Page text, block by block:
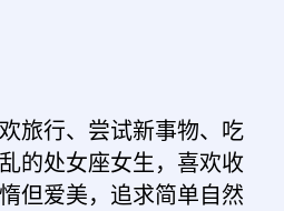
旅行、尝试新事物、吃
的处女座女生，喜欢收
但爱美，追求简单自然